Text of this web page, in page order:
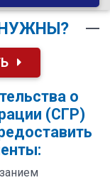
о
(СГР)